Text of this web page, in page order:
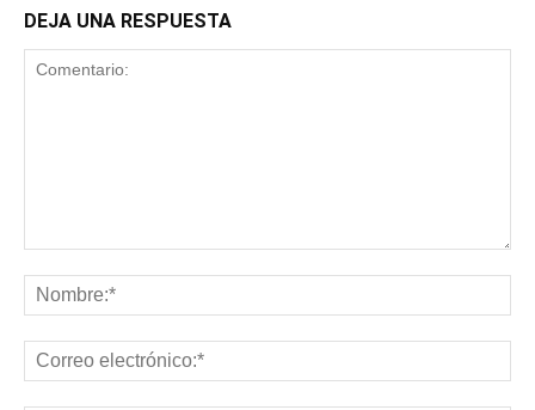
DEJA UNA RESPUESTA